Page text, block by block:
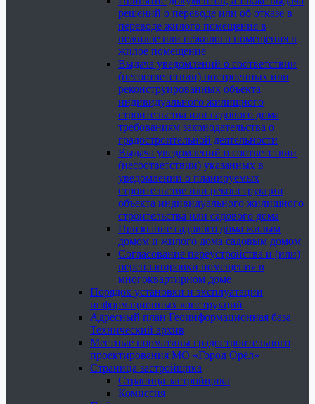
решений о переводе или об отказе в
переводе жилого помещения в
нежилое или нежилого помещения в
жилое помещение
Выдача уведомлений о соответствии
(несоответствии) построенных или
реконструированных объекта
индивидуального жилищного
строительства или садового дома
требованиям законодательства о
градостроительной деятельности
Выдача уведомлений о соответствии
(несоответствии) указанных в
уведомлении о планируемых
строительстве или реконструкции
объекта индивидуального жилищного
строительства или садового дома
Признание садового дома жилым
домом и жилого дома садовым домом
Согласование переустройства и (или)
перепланировки помещения в
многоквартирном доме
Порядок установки и эксплуатации
информационных конструкций
Адресный план Геоинформационная база
Технический архив
Местные нормативы градостроительного
проектирования МО «Город Орёл»
Страница застройщика
Страница застройщика
Комиссия